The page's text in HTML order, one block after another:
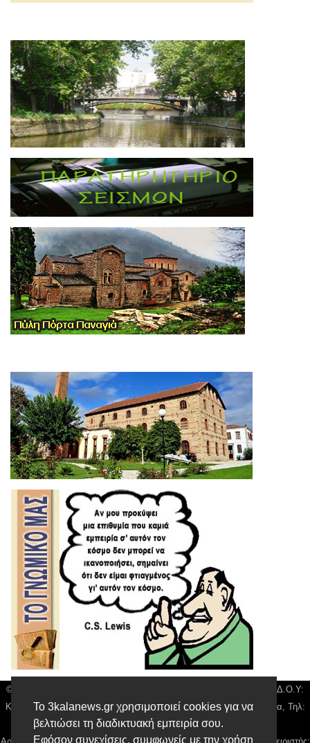
Το 3kalanews.gr χρησιμοποιεί cookies για να
βελτιώσει τη διαδικτυακή εμπειρία σου.
Εφόσον συνεχίσεις, συμφωνείς με την χρήση
© 3kala News | Διακριτικός Τίτλος: Orion Media, ΑΦΜ: 043750542, Δ.Ο.Υ:
Καρδίτσας, Υπο/μα Τρικάλων, Δ/νση: Τιουσόν 31 τ.κ 42132 Τρίκαλα, Τηλ:
24310 63300, email: news@3kalanews.gr